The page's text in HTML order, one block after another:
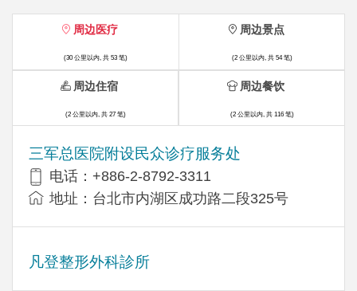
周边医疗
(30 公里以内, 共 53 笔)
三军总医院附设民众诊疗服务处
电话：+886-2-8792-3311
地址：台北市内湖区成功路二段325号
凡登整形外科診所
周边景点
(2 公里以内, 共 54 笔)
周边住宿
(2 公里以内, 共 27 笔)
周边餐饮
(2 公里以内, 共 116 笔)